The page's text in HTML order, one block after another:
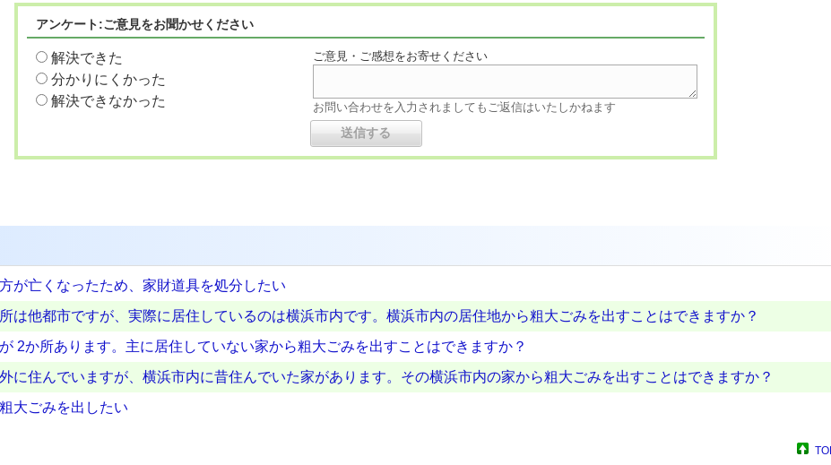
アンケート:ご意見をお聞かせください
解決できた
分かりにくかった
解決できなかった
ご意見・ご感想をお寄せください
お問い合わせを入力されましてもご返信はいたしかねます
が亡くなったため、家財道具を処分したい
は他都市ですが、実際に居住しているのは横浜市内です。横浜市内の居住地から粗大ごみを出すことはできますか？
2か所あります。主に居住していない家から粗大ごみを出すことはできますか？
に住んでいますが、横浜市内に昔住んでいた家があります。その横浜市内の家から粗大ごみを出すことはできますか？
大ごみを出したい